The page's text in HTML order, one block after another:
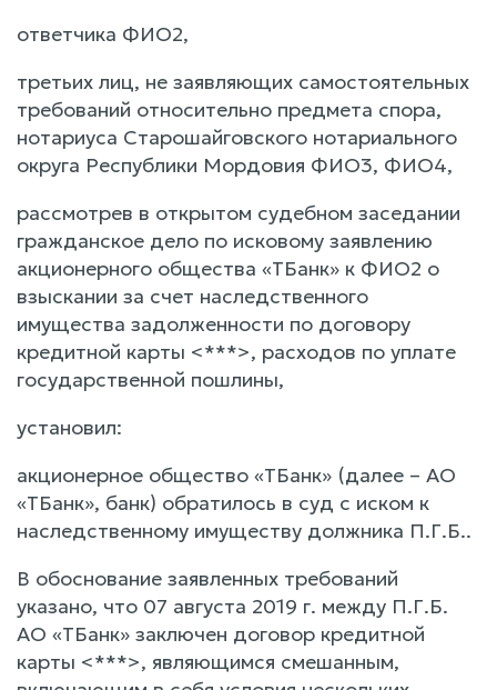
ответчика ФИО2,
третьих лиц, не заявляющих самостоятельных
требований относительно предмета спора,
нотариуса Старошайговского нотариального
округа Республики Мордовия ФИО3, ФИО4,
рассмотрев в открытом судебном заседании
гражданское дело по исковому заявлению
акционерного общества «ТБанк» к ФИО2 о
взыскании за счет наследственного
имущества задолженности по договору
кредитной карты <***>, расходов по уплате
государственной пошлины,
установил:
акционерное общество «ТБанк» (далее – АО
«ТБанк», банк) обратилось в суд с иском к
наследственному имуществу должника П.Г.Б..
В обоснование заявленных требований
указано, что 07 августа 2019 г. между П.Г.Б.
АО «ТБанк» заключен договор кредитной
карты <***>, являющимся смешанным,